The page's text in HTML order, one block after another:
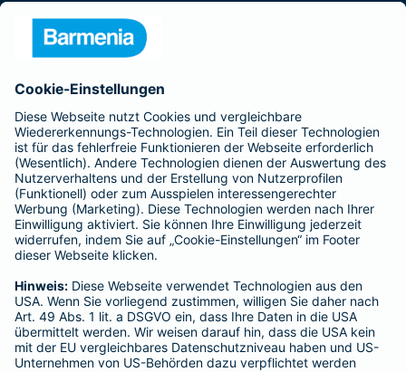
Barmenia ist Teil der BarmeniaGothaer
BELIEBTE SEITEN
Kranken-Zusatzversicherung
Tierversicherungen
Haftpflichtversicherung
Hausratversicherung
Adresse ändern
Schaden melden
Kilometerstandsmeldung
Serviceübersicht